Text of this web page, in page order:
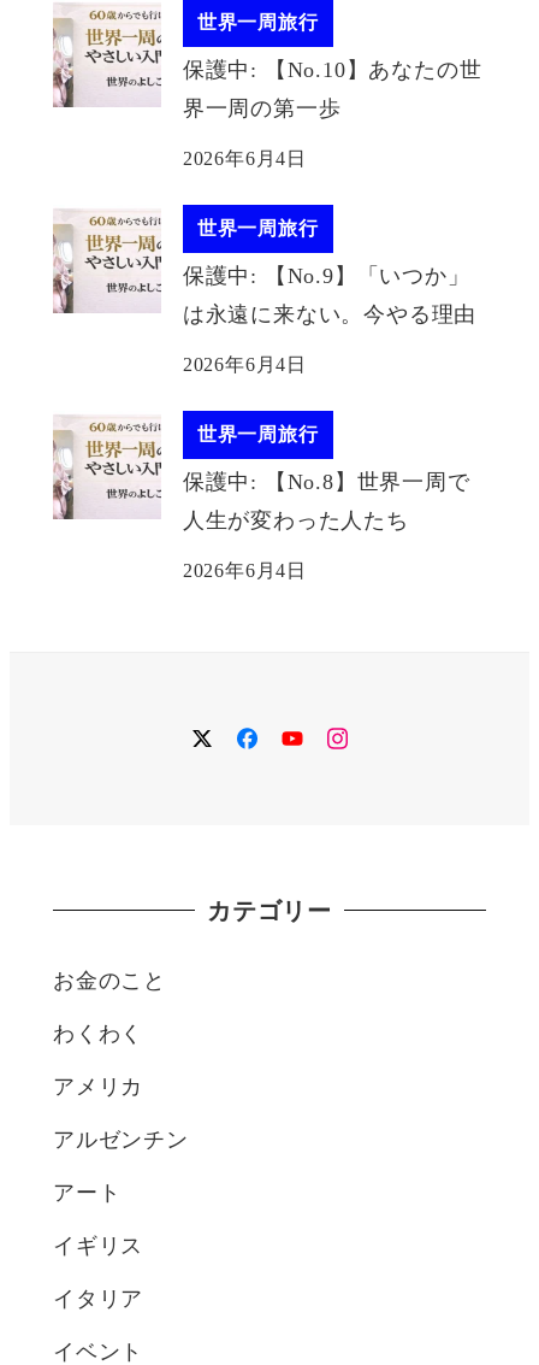
世界一周旅行
保護中: 【No.10】あなたの世
界一周の第一歩
2026年6月4日
世界一周旅行
保護中: 【No.9】「いつか」
は永遠に来ない。今やる理由
2026年6月4日
世界一周旅行
保護中: 【No.8】世界一周で
人生が変わった人たち
2026年6月4日
twitterfacebook
YouTubeinstagram
カテゴリー
お金のこと
わくわく
アメリカ
アルゼンチン
アート
イギリス
イタリア
イベント